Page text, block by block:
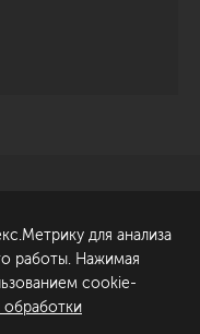
проект
для анализа
работы. Нажимая
cookie-